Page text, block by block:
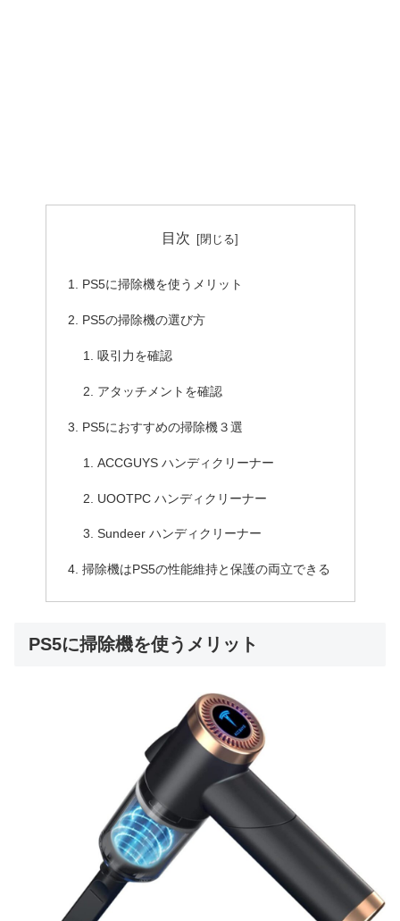
目次
PS5に掃除機を使うメリット
PS5の掃除機の選び方
吸引力を確認
アタッチメントを確認
PS5におすすめの掃除機３選
ACCGUYS ハンディクリーナー
UOOTPC ハンディクリーナー
Sundeer ハンディクリーナー
掃除機はPS5の性能維持と保護の両立できる
PS5に掃除機を使うメリット